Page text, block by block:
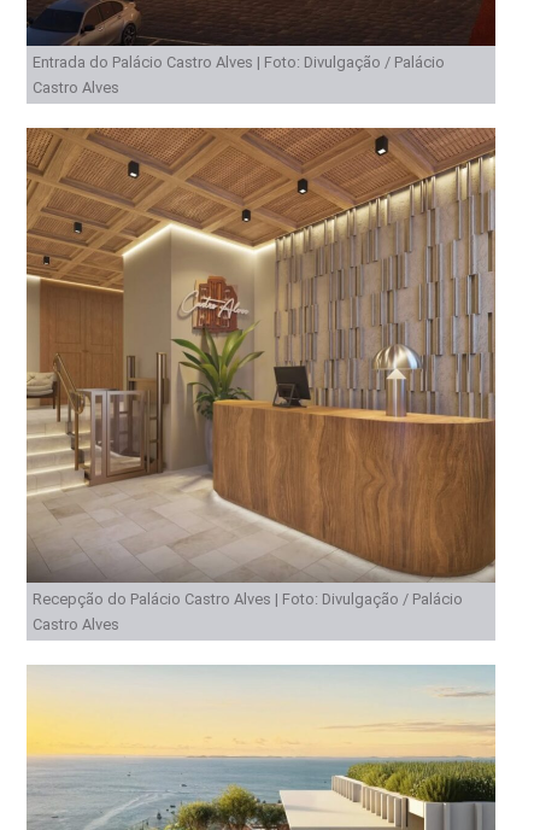
Entrada do Palácio Castro Alves | Foto: Divulgação / Palácio
Castro Alves
Recepção do Palácio Castro Alves | Foto: Divulgação / Palácio
Castro Alves